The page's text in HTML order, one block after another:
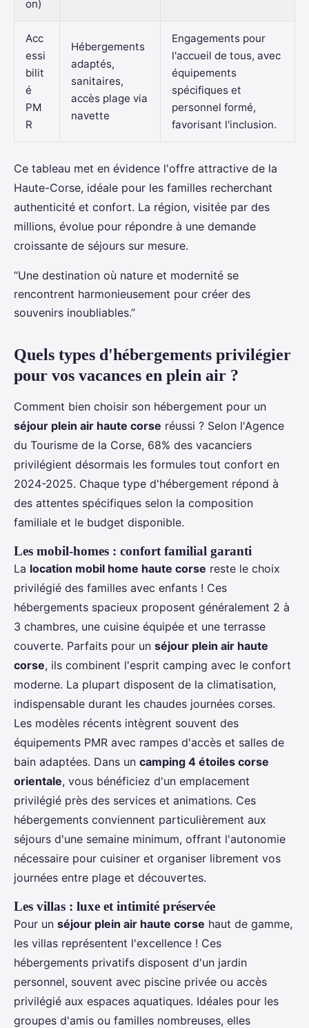
on)
Acc
essi
bilit
é
PM
R
Hébergements
adaptés,
sanitaires,
accès plage via
navette
Engagements pour
l'accueil de tous, avec
équipements
spécifiques et
personnel formé,
favorisant l'inclusion.
Ce tableau met en évidence l'offre attractive de la
Haute-Corse, idéale pour les familles recherchant
authenticité et confort. La région, visitée par des
millions, évolue pour répondre à une demande
croissante de séjours sur mesure.
“Une destination où nature et modernité se
rencontrent harmonieusement pour créer des
souvenirs inoubliables.”
Quels types d'hébergements privilégier
pour vos vacances en plein air ?
Comment bien choisir son hébergement pour un
séjour plein air haute corse réussi ? Selon l'Agence
du Tourisme de la Corse, 68% des vacanciers
privilégient désormais les formules tout confort en
2024-2025. Chaque type d'hébergement répond à
des attentes spécifiques selon la composition
familiale et le budget disponible.
Les mobil-homes : confort familial garanti
La location mobil home haute corse reste le choix
privilégié des familles avec enfants ! Ces
hébergements spacieux proposent généralement 2 à
3 chambres, une cuisine équipée et une terrasse
couverte. Parfaits pour un séjour plein air haute
corse, ils combinent l'esprit camping avec le confort
moderne. La plupart disposent de la climatisation,
indispensable durant les chaudes journées corses.
Les modèles récents intègrent souvent des
équipements PMR avec rampes d'accès et salles de
bain adaptées. Dans un camping 4 étoiles corse
orientale, vous bénéficiez d'un emplacement
privilégié près des services et animations. Ces
hébergements conviennent particulièrement aux
séjours d'une semaine minimum, offrant l'autonomie
nécessaire pour cuisiner et organiser librement vos
journées entre plage et découvertes.
Les villas : luxe et intimité préservée
Pour un séjour plein air haute corse haut de gamme,
les villas représentent l'excellence ! Ces
hébergements privatifs disposent d'un jardin
personnel, souvent avec piscine privée ou accès
privilégié aux espaces aquatiques. Idéales pour les
groupes d'amis ou familles nombreuses, elles